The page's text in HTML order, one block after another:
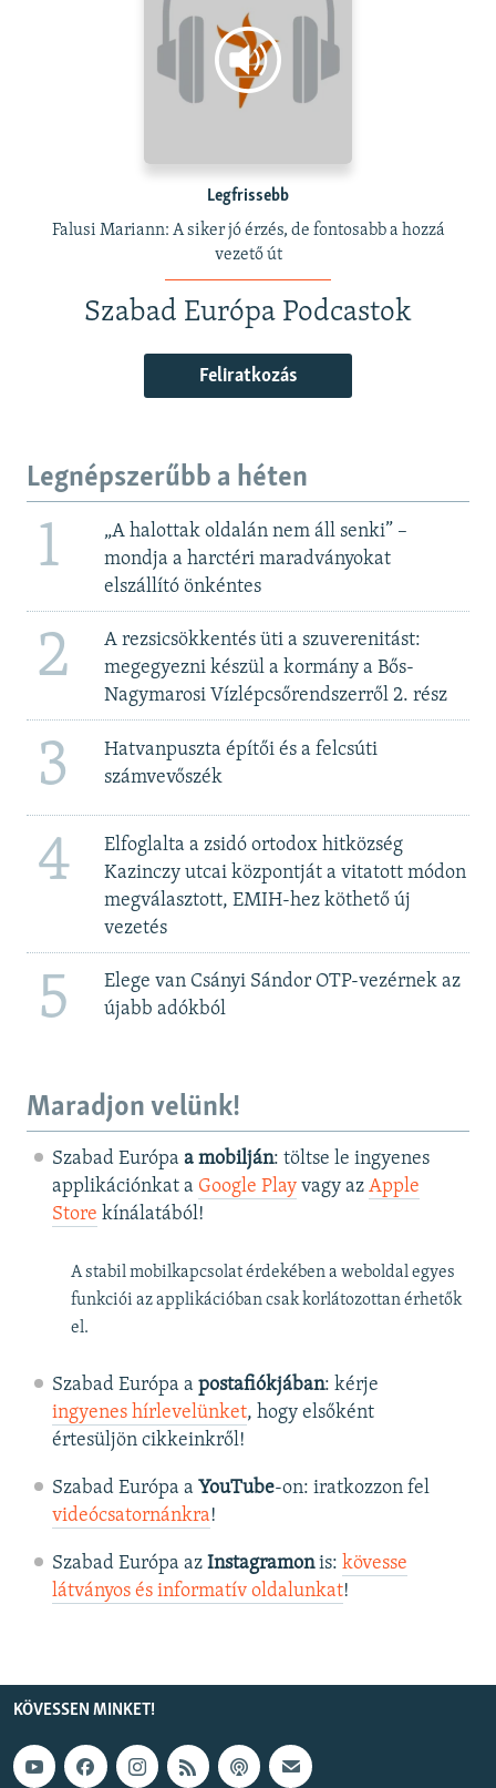
Legfrissebb
Falusi Mariann: A siker jó érzés, de fontosabb a hozzá
vezető út
Szabad Európa Podcastok
Feliratkozás
Legnépszerűbb a héten
1
„A halottak oldalán nem áll senki” –
mondja a harctéri maradványokat
elszállító önkéntes
2
A rezsicsökkentés üti a szuverenitást:
megegyezni készül a kormány a Bős-
Nagymarosi Vízlépcsőrendszerről 2. rész
3
Hatvanpuszta építői és a felcsúti
számvevőszék
4
Elfoglalta a zsidó ortodox hitközség
Kazinczy utcai központját a vitatott módon
megválasztott, EMIH-hez köthető új
vezetés
5
Elege van Csányi Sándor OTP-vezérnek az
újabb adókból
Maradjon velünk!
Szabad Európa a mobilján: töltse le ingyenes
applikációnkat a Google Playvagy az Apple
Store kínálatából!
A stabil mobilkapcsolat érdekében a weboldal egyes
funkciói az applikációban csak korlátozottan érhetők
el.
Szabad Európa a postafiókjában: kérje
ingyenes hírlevelünket, hogy elsőként
értesüljön cikkeinkről!
Szabad Európa a YouTube-on: iratkozzon fel
videócsatornánkra!
Szabad Európa az Instagramonis: kövesse
látványos és informatív oldalunkat! ​
KÖVESSEN MINKET!